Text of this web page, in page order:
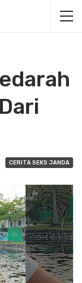
CERITA SEKS JANDA